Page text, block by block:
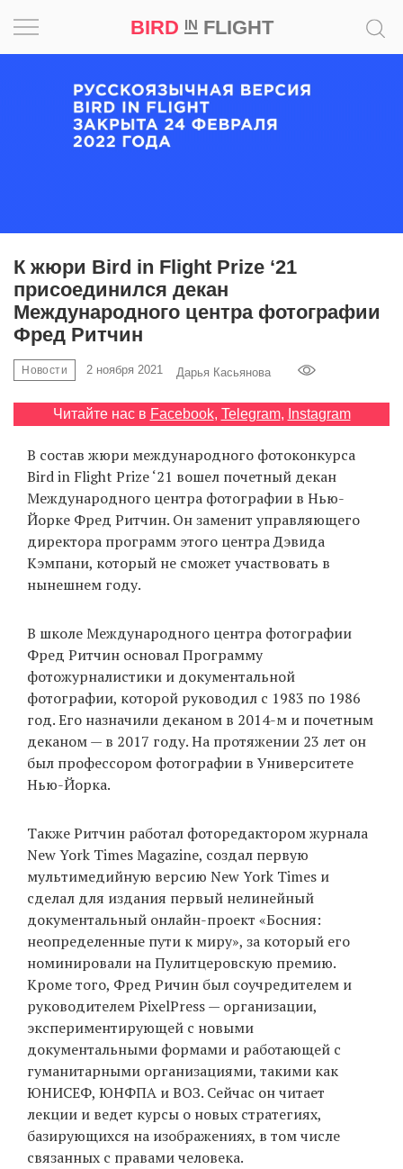
BIRD INFLIGHT
К жюри Bird in Flight Prize ‘21
присоединился декан
Международного центра фотографии
Фред Ритчин
Новости 2 ноября 2021 Дарья Касьянова
Читайте нас в Facebook, Telegram, Instagram
В состав жюри международного фотоконкурса
Bird in Flight Prize ‘21 вошел почетный декан
Международного центра фотографии в Нью-
Йорке Фред Ритчин. Он заменит управляющего
директора программ этого центра Дэвида
Кэмпани, который не сможет участвовать в
нынешнем году.
В школе Международного центра фотографии
Фред Ритчин основал Программу
фотожурналистики и документальной
фотографии, которой руководил с 1983 по 1986
год. Его назначили деканом в 2014-м и почетным
деканом — в 2017 году. На протяжении 23 лет он
был профессором фотографии в Университете
Нью-Йорка.
Также Ритчин работал фоторедактором журнала
New York Times Magazine, создал первую
мультимедийную версию New York Times и
сделал для издания первый нелинейный
документальный онлайн-проект «Босния:
неопределенные пути к миру», за который его
номинировали на Пулитцеровскую премию.
Кроме того, Фред Ричин был соучредителем и
руководителем PixelPress — организации,
экспериментирующей с новыми
документальными формами и работающей с
гуманитарными организациями, такими как
ЮНИСЕФ, ЮНФПА и ВОЗ. Сейчас он читает
лекции и ведет курсы о новых стратегиях,
базирующихся на изображениях, в том числе
связанных с правами человека.